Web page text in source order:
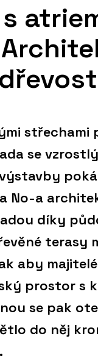
střechami
se
No-a
díky
terasy
aby
prostor s
se pak
do něj